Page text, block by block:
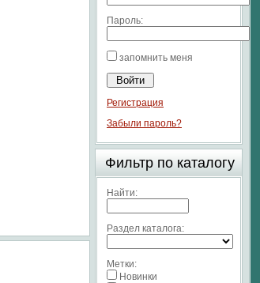
Пароль:
запомнить меня
Регистрация
Забыли пароль?
Фильтр по каталогу
Найти:
Раздел каталога:
Метки:
Новинки